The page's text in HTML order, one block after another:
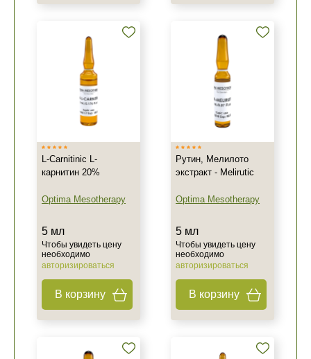
L-Carnitinic L-
карнитин 20%
Optima Mesotherapy
5 мл
Чтобы увидеть цену
необходимо
авторизироваться
В корзину
Рутин, Мелилото
экстракт - Melirutic
Optima Mesotherapy
5 мл
Чтобы увидеть цену
необходимо
авторизироваться
В корзину